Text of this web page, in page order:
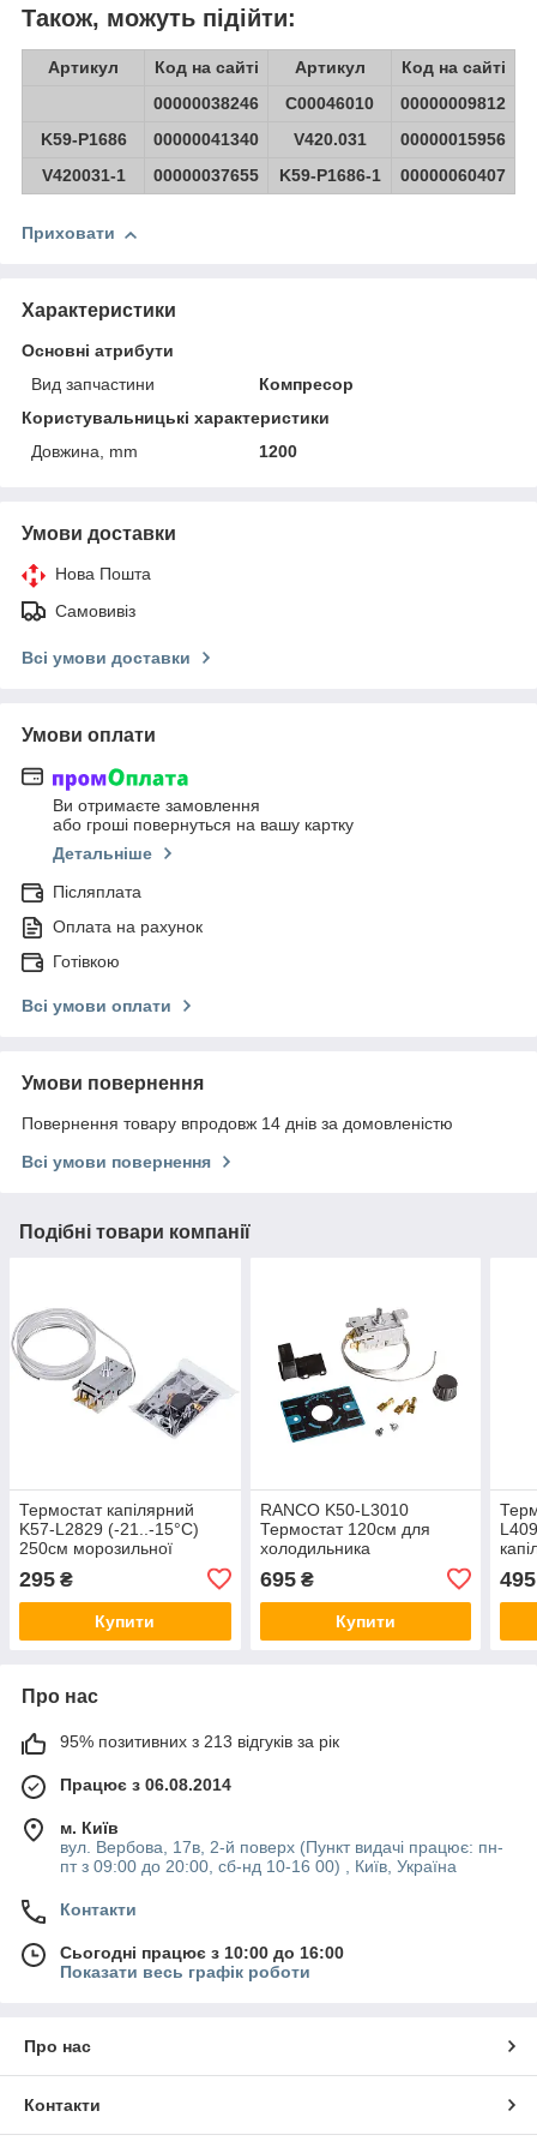
Також, можуть підійти:
Артикул Код на сайті Артикул
Код на сайті
00000038246
C00046010
00000009812
K59-P1686
00000041340 V420.031
00000015956
V420031-1
00000037655 K59-P1686-1 00000060407
Приховати
Характеристики
Основні атрибути
Вид запчастини
Компресор
Користувальницькі характеристики
Довжина, mm
1200
Умови доставки
Нова Пошта
Самовивіз
Всі умови доставки
Умови оплати
Ви отримаєте замовлення
або гроші повернуться на вашу картку
Детальніше
Післяплата
Оплата на рахунок
Готівкою
Всі умови оплати
Умови повернення
Повернення товару впродовж 14 днів за домовленістю
Всі умови повернення
Подібні товари компанії
Термостат капілярний
K57-L2829 (-21..-15°C)
250см морозильної
камери для холодильника
295 ₴
Купити
RANCO K50-L3010
Термостат 120см для
холодильника
695₴
Купити
495
Про нас
95% позитивних з 213 відгуків за рік
Працює з 06.08.2014
м. Київ
вул. Вербова, 17в, 2-й поверх (Пункт видачі працює: пн-
пт з 09:00 до 20:00, сб-нд 10-16 00) , Київ, Україна
Контакти
Сьогодні працює з 10:00 до 16:00
Показати весь графік роботи
Про нас
Контакти